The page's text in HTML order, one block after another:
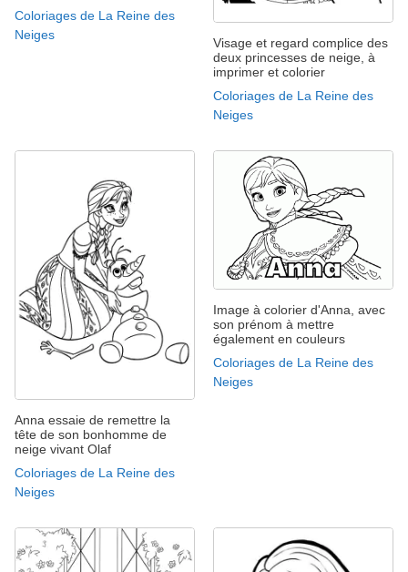
Coloriages de La Reine des
Neiges
Visage et regard complice des
deux princesses de neige, à
imprimer et colorier
Coloriages de La Reine des
Neiges
Anna essaie de remettre la
tête de son bonhomme de
neige vivant Olaf
Coloriages de La Reine des
Neiges
Image à colorier d'Anna, avec
son prénom à mettre
également en couleurs
Coloriages de La Reine des
Neiges